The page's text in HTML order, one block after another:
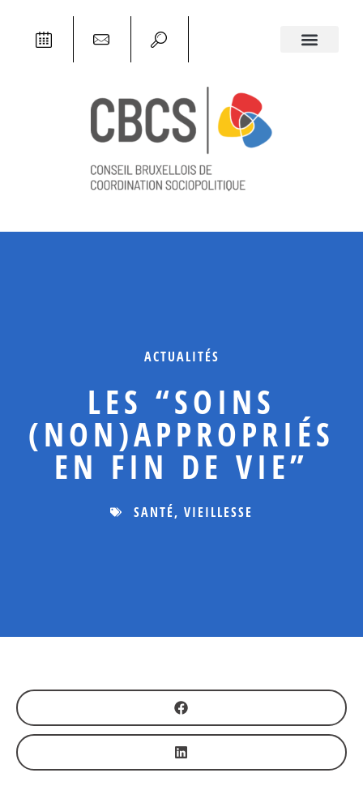
ACTUALITÉS
LES “SOINS
(NON)APPROPRIÉS
EN FIN DE VIE”
SANTÉ, VIEILLESSE